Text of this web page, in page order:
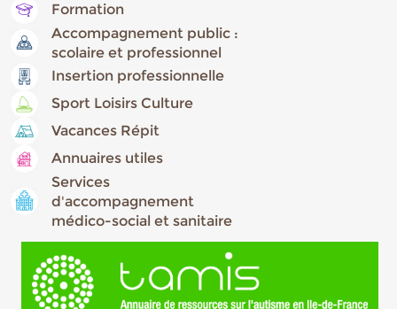
Formation
Accompagnement public :
scolaire et professionnel
Insertion professionnelle
Sport Loisirs Culture
Vacances Répit
Annuaires utiles
Services
d'accompagnement
médico-social et sanitaire